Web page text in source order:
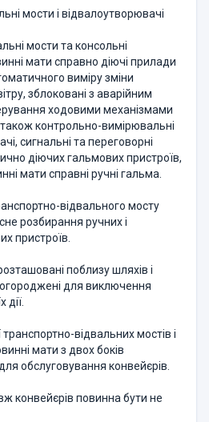
мости і відвалоутворювачі
мости та консольні
мати справно діючі прилади
виміру зміни
зблоковані з аварійним
ходовими механізмами
контрольно-вимірювальні
сигнальні та переговорні
діючих гальмових пристроїв,
мати справні ручні гальма.
відвального мосту
розбирання ручних і
пристроїв.
поблизу шляхів і
для виключення
транспортно-відвальних мостів і
мати з двох боків
обслуговування конвейєрів.
конвейєрів повинна бути не